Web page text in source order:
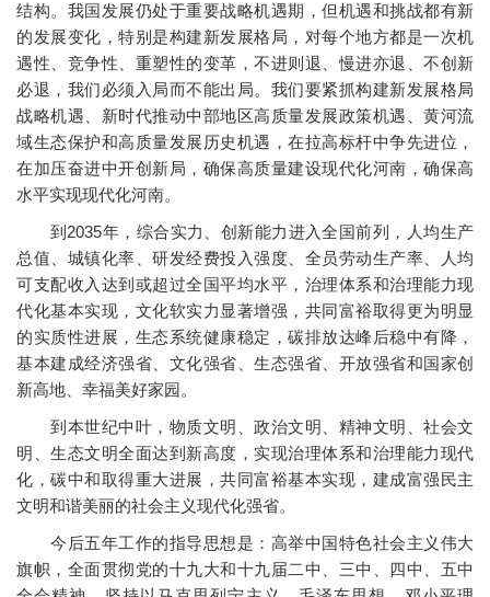
结构。我国发展仍处于重要战略机遇期，但机遇和挑战都有新
的发展变化，特别是构建新发展格局，对每个地方都是一次机
遇性、竞争性、重塑性的变革，不进则退、慢进亦退、不创新
必退，我们必须入局而不能出局。我们要紧抓构建新发展格局
战略机遇、新时代推动中部地区高质量发展政策机遇、黄河流
域生态保护和高质量发展历史机遇，在拉高标杆中争先进位，
在加压奋进中开创新局，确保高质量建设现代化河南，确保高
水平实现现代化河南。
到2035年，综合实力、创新能力进入全国前列，人均生产
总值、城镇化率、研发经费投入强度、全员劳动生产率、人均
可支配收入达到或超过全国平均水平，治理体系和治理能力现
代化基本实现，文化软实力显著增强，共同富裕取得更为明显
的实质性进展，生态系统健康稳定，碳排放达峰后稳中有降，
基本建成经济强省、文化强省、生态强省、开放强省和国家创
新高地、幸福美好家园。
到本世纪中叶，物质文明、政治文明、精神文明、社会文
明、生态文明全面达到新高度，实现治理体系和治理能力现代
化，碳中和取得重大进展，共同富裕基本实现，建成富强民主
文明和谐美丽的社会主义现代化强省。
今后五年工作的指导思想是：高举中国特色社会主义伟大
旗帜，全面贯彻党的十九大和十九届二中、三中、四中、五中